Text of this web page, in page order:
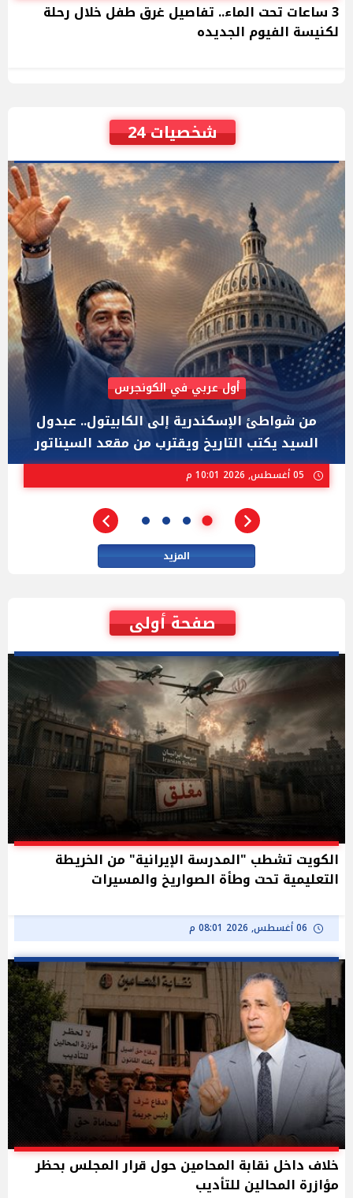
3 ساعات تحت الماء.. تفاصيل غرق طفل خلال رحلة
لكنيسة الفيوم الجديده
شخصيات 24
AIPAC رصدت 30 مليون دولار لإضعافه
"عبد الرحمن السيد" المصري الذى يواجه "هايلي
ستيفنز" وإيباك الاسرائيلية بإنتخابات ميشيجان
المزيد
صفحة أولى
الكويت تشطب "المدرسة الإيرانية" من الخريطة
التعليمية تحت وطأة الصواريخ والمسيرات
06 أغسطس, 2026 08:01 م
خلاف داخل نقابة المحامين حول قرار المجلس بحظر
مؤازرة المحالين للتأديب